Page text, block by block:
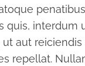
quis, interdum
aut
repellat.